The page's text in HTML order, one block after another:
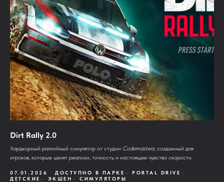
Dirt Rally 2.0
Хардкорный раллийный симулятор от студии Codemasters, созданный для
игроков, которые ценят реализм, точность и настоящее чувство скорости.
07.01.2026 ДОСТУПНО В ПАРКЕ
PORTAL DRIVE
ДЕТСКИЕ
ЭКШЕН СИМУЛЯТОРЫ